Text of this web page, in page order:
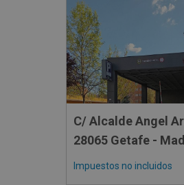
C/ Alcalde Angel
28065 Getafe -
Impuestos no incluidos